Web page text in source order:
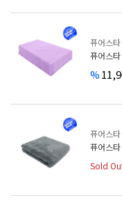
퓨어스타
퓨어스
%
퓨어스타
퓨어스
Sold